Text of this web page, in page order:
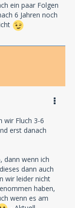
ein paar Folgen
6 Jahren noch
wir Fluch 3-6
erst danach
dann wenn ich
dann auch
wir leider nicht
haben,
wenn es am